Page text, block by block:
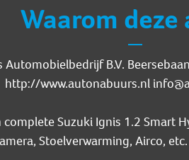
Waarom deze
B.V.
http://www.autonabuurs.nl
complete Suzuki Ignis 1.2 Smart
Stoelverwarming, Airco,